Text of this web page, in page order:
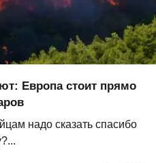
Европа стоит прямо
надо сказать спасибо